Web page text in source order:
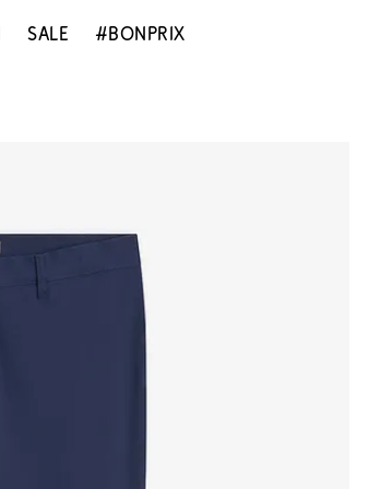
SALE #BONPRIX